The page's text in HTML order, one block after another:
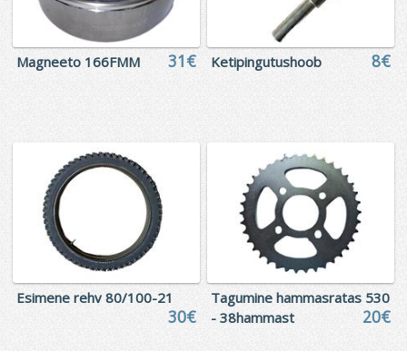
Magneeto 166FMM 31€ Ketipingutushoob 8€
Esimene rehv 80/100-21
30€
Tagumine hammasratas 530
- 38hammast
20€